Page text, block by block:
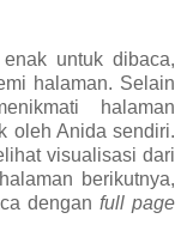
untuk dibaca,
halaman. Selain
halaman
oleh Anida sendiri.
visualisasi dari
berikutnya,
dengan full page